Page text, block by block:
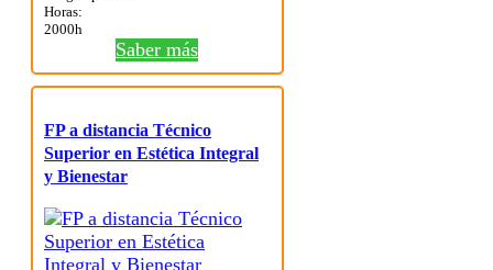
Horas:
2000h
Saber más
FP a distancia Técnico
Superior en Estética Integral
y Bienestar